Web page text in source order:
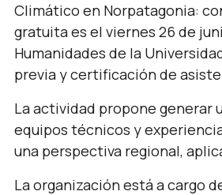
Climático en Norpatagonia:
gratuita es el viernes 26 de
Humanidades de la
previa y certificación de
La actividad propone generar
equipos técnicos y
una perspectiva regional,
La organización está a cargo